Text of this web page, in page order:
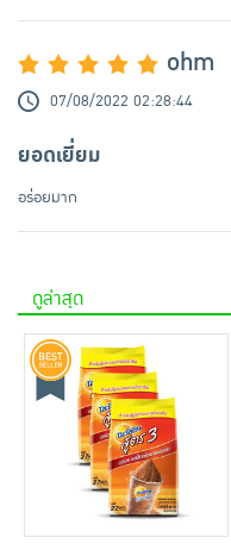
ohm
07/08/2022 02:28:44
ยอดเยี่ยม
อร่อยมาก
ดูล่าสุด